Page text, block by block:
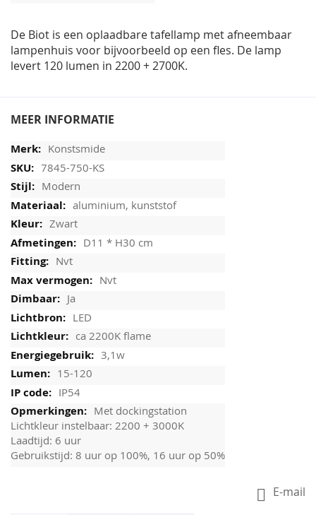
De Biot is een oplaadbare tafellamp met afneembaar
lampenhuis voor bijvoorbeeld op een fles. De lamp
levert 120 lumen in 2200 + 2700K.
MEER INFORMATIE
Konstsmide
7845-750-KS
Modern
aluminium, kunststof
Zwart
D11 * H30 cm
Nvt
Nvt
Ja
LED
ca 2200K flame
3,1w
15-120
IP54
Met dockingstation
Lichtkleur instelbaar: 2200 + 3000K
Laadtijd: 6 uur
Gebruikstijd: 8 uur op 100%, 16 uur op 50%
E-mail